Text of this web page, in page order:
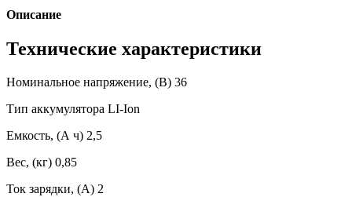
Описание
Технические характеристики
Номинальное напряжение, (В) 36
Тип аккумулятора LI-Ion
Емкость, (А ч) 2,5
Вес, (кг) 0,85
Ток зарядки, (А) 2